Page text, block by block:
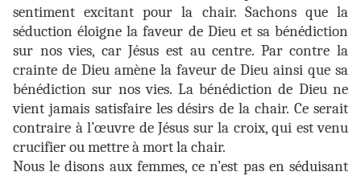
sentiment excitant pour la chair. Sachons que la
séduction éloigne la faveur de Dieu et sa bénédiction
sur nos vies, car Jésus est au centre. Par contre la
crainte de Dieu amène la faveur de Dieu ainsi que sa
bénédiction sur nos vies. La bénédiction de Dieu ne
vient jamais satisfaire les désirs de la chair. Ce serait
contraire à l’œuvre de Jésus sur la croix, qui est venu
crucifier ou mettre à mort la chair.
Nous le disons aux femmes, ce n’est pas en séduisant